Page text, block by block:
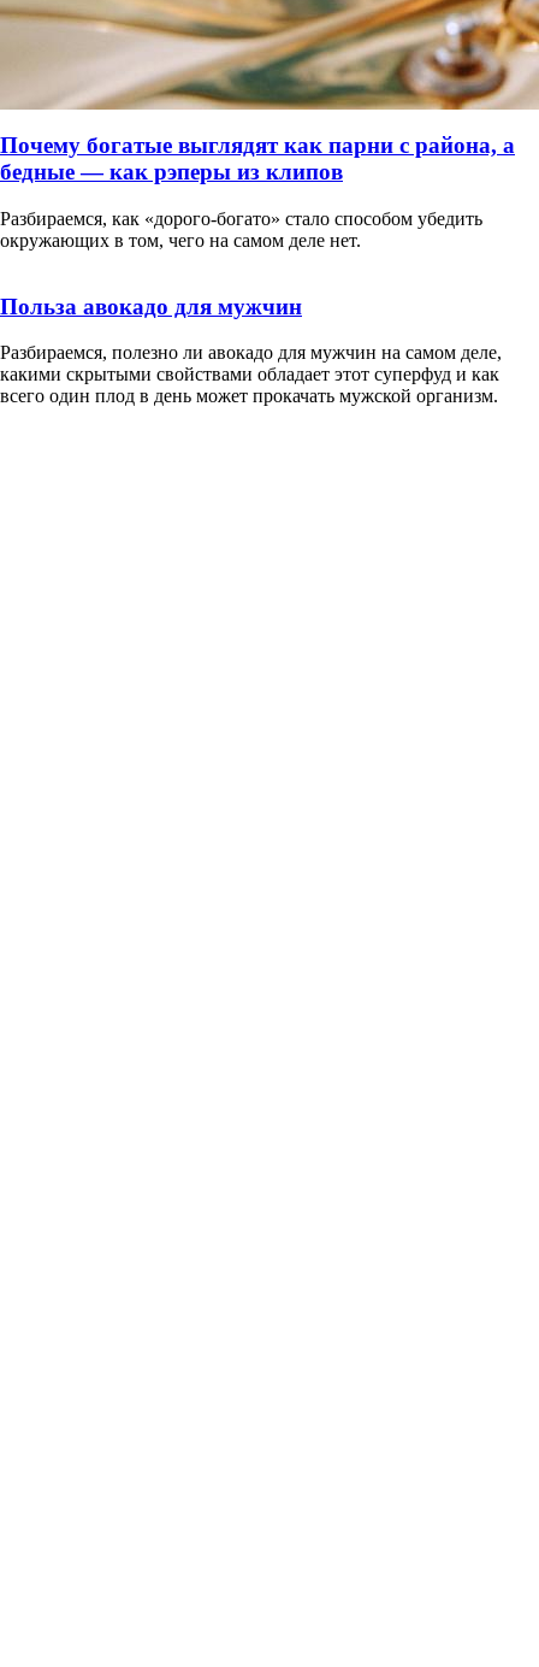
Почему богатые выглядят как парни с района, а
бедные — как рэперы из клипов
Разбираемся, как «дорого-богато» стало способом убедить
окружающих в том, чего на самом деле нет.
Польза авокадо для мужчин
Разбираемся, полезно ли авокадо для мужчин на самом деле,
какими скрытыми свойствами обладает этот суперфуд и как
всего один плод в день может прокачать мужской организм.